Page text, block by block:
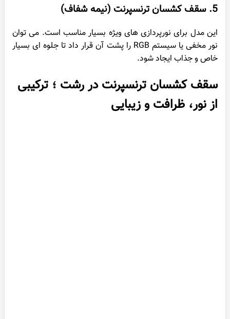
5. سقف کشسان ترنسپرنت (نیمه شفاف)
این مدل برای نورپردازی های ویژه بسیار مناسب است. می توان
نور مخفی یا سیستم RGB را پشت آن قرار داد تا جلوه ای بسیار
خاص و جذاب ایجاد شود.
سقف کشسان ترنسپرنت در رشت ؛ ترکیبی
از نور، ظرافت و زیبایی